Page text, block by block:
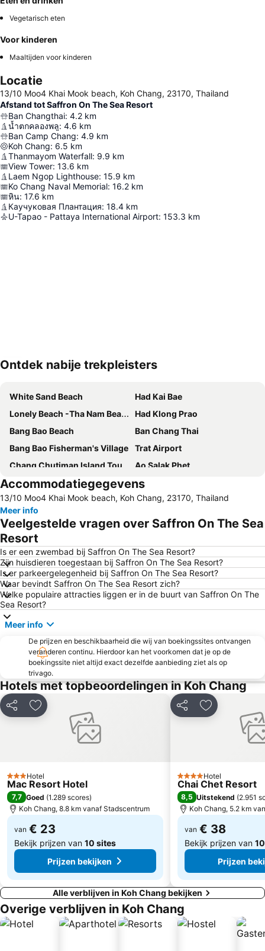
Vegetarisch eten
Voor kinderen
Maaltijden voor kinderen
Locatie
13/10 Moo4 Khai Mook beach, Koh Chang, 23170, Thailand
Afstand tot Saffron On The Sea Resort
Ban Changthai: 4.2 km
น้ำตกคลองพลู: 4.6 km
Ban Camp Chang: 4.9 km
Koh Chang: 6.5 km
Thanmayom Waterfall: 9.9 km
View Tower: 13.6 km
Laem Ngop Lighthouse: 15.9 km
Ko Chang Naval Memorial: 16.2 km
หิน: 17.6 km
Каучуковая Плантация: 18.4 km
U-Tapao - Pattaya International Airport: 153.3 km
Kaart uitvouwen
Ontdek nabije trekpleisters
White Sand Beach
Had Kai Bae
Lonely Beach -Tha Nam Beach
Had Klong Prao
Bang Bao Beach
Ban Chang Thai
Bang Bao Fisherman's Village
Trat Airport
Chang Chutiman Island Tours
Ao Salak Phet
Accommodatiegegevens
13/10 Moo4 Khai Mook beach, Koh Chang, 23170, Thailand
Meer info
Veelgestelde vragen over Saffron On The Sea
Resort
Is er een zwembad bij Saffron On The Sea Resort?
Zijn huisdieren toegestaan bij Saffron On The Sea Resort?
Is er parkeergelegenheid bij Saffron On The Sea Resort?
Waar bevindt Saffron On The Sea Resort zich?
Welke populaire attracties liggen er in de buurt van Saffron On The
Sea Resort?
Meer info
De prijzen en beschikbaarheid die wij van boekingssites ontvangen
veranderen continu. Hierdoor kan het voorkomen dat je op de
boekingssite niet altijd exact dezelfde aanbieding ziet als op
trivago.
Hotels met topbeoordelingen in Koh Chang
Delen Toevoegen aan favorieten
3 Sterren
Hotel
Mac Resort Hotel
7,7 Goed (1.289 scores)
Koh Chang, 8.8 km vanaf Stadscentrum
van € 23
Bekijk prijzen van 10 sites
Prijzen bekijken
Delen Toevoegen
4 SterrenHotel
Chai Chet Resort
8,5 Uitstekend (2.951
Koh Chang, 5.2 km
van € 38
Bekijk prijzen van
Prijzen
Alle verblijven in Koh Chang bekijken
Overige verblijven in Koh Chang